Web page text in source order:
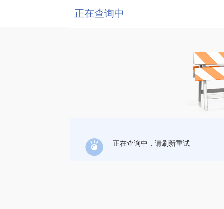
正在查询中
正在查询中，请刷新重试